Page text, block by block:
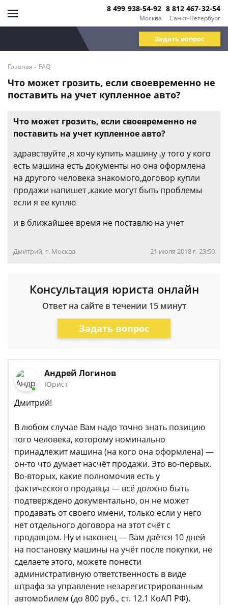
Москва
8 499 938-54-92
Санкт-Петербург
8 812 467-32-54
Задать вопрос
Главная - FAQ
Что может грозить, если своевременно не
поставить на учет купленное авто?
Что может грозить, если своевременно не
поставить на учет купленное авто?
здравствуйте ,я хочу купить машину ,у того у кого
есть машина есть документы но она оформлена
на другого человека знакомого,договор купли
продажи напишет ,какие могут быть проблемы
если я ее куплю
и в ближайшее время не поставлю на учет
Дмитрий, г. Москва 21 июля 2018 г. 23:50
Консультация юриста онлайн
Ответ на сайте в течении 15 минут
Задать вопрос
Андрей Логинов
Юрист
Дмитрий!
В любом случае Вам надо точно знать позицию
того человека, которому номинально
принадлежит машина (на кого она оформлена) —
он-то что думает насчёт продажи. Это во-первых.
Во-вторых, какие полномочия есть у
фактического продавца — всё должно быть
подтверждено документально, он не может
продавать от своего имени, только если у него
нет отдельного договора на этот счёт с
продавцом. Ну и наконец — Вам даётся 10 дней
на постановку машины на учёт после покупки, не
сделаете этого, можете понести
административную ответственность в виде
штрафа за управление незарегистрированным
автомобилем (до 800 руб., ст. 12.1 КоАП РФ).